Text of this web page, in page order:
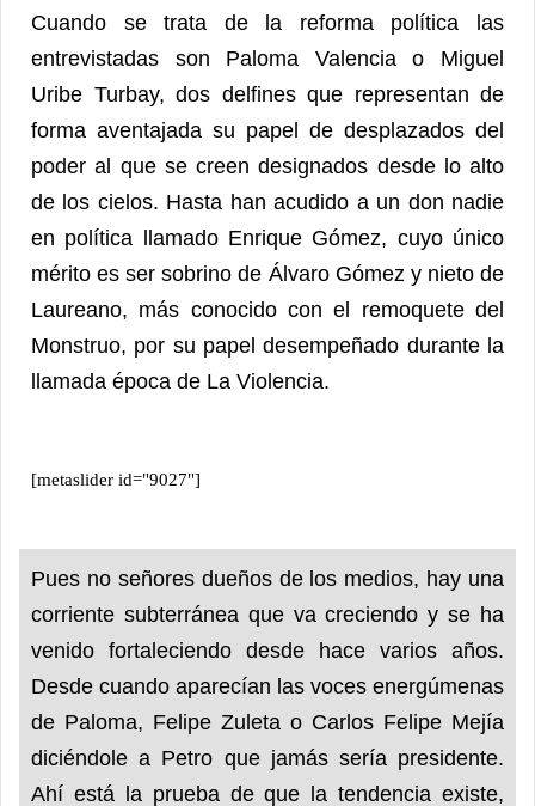
Cuando se trata de la reforma política las
entrevistadas son Paloma Valencia o Miguel
Uribe Turbay, dos delfines que representan de
forma aventajada su papel de desplazados del
poder al que se creen designados desde lo alto
de los cielos. Hasta han acudido a un don nadie
en política llamado Enrique Gómez, cuyo único
mérito es ser sobrino de Álvaro Gómez y nieto de
Laureano, más conocido con el remoquete del
Monstruo, por su papel desempeñado durante la
llamada época de La Violencia.
[metaslider id="9027"]
Pues no señores dueños de los medios, hay una
corriente subterránea que va creciendo y se ha
venido fortaleciendo desde hace varios años.
Desde cuando aparecían las voces energúmenas
de Paloma, Felipe Zuleta o Carlos Felipe Mejía
diciéndole a Petro que jamás sería presidente.
Ahí está la prueba de que la tendencia existe,